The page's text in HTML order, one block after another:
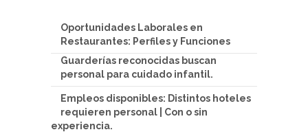
Oportunidades Laborales en
Restaurantes: Perfiles y Funciones
Guarderías reconocidas buscan
personal para cuidado infantil.
Empleos disponibles: Distintos hoteles
requieren personal | Con o sin
experiencia.